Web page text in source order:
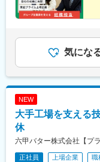
気にな
NEW
大手工場を支える
休
六甲バター株式会社【プ
正社員 上場企業 職